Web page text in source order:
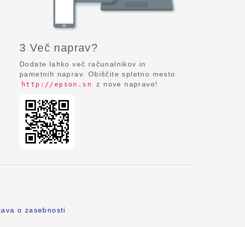
3 Več naprav?
Dodate lahko več računalnikov in
pametnih naprav. Obiščite spletno mesto
http://epson.sn z nove naprave!
o zasebnosti